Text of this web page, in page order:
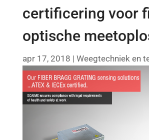
certificering voor
optische
apr 17, 2018 | Weegtechniek en